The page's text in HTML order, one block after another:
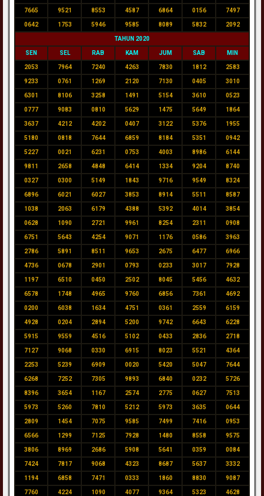
7665 9521 8553 4587 6864 0156 7497
0642 1753 5946 9585 8089 5832 2092
TAHUN 2020
SEN SEL RAB KAM JUM SAB MIN
2053 7964 7240 4263 7830 1812 2583
9233 0761 1269 2120 7130 0405 3010
6301 8106 3258 1491 5154 3610 0523
0777 9083 0810 5629 1475 5649 1864
3637 4212 4202 0407 3122 5376 1955
5180 0818 7644 6859 8184 5351 0942
5227 0021 6231 0753 4003 8986 6144
9811 2658 4848 6414 1334 9204 8740
0327 0300 5149 1843 9716 9549 8324
6896 6021 6027 3853 8914 5511 8587
1038 2063 6179 4388 5392 4014 3854
0628 1090 2721 9961 8254 2311 0908
6751 5643 4254 9071 1176 0586 3963
2786 5891 8511 9653 2675 6477 6966
4736 0678 2901 0793 0233 3017 7928
1197 6510 0450 2502 8045 5456 4632
6578 1748 4965 9760 6856 7361 4692
0200 6038 1634 4751 0361 2559 6159
4928 0204 2894 5200 9742 6643 6228
5915 9559 4516 5102 0433 2836 2718
7127 9068 0330 6915 8023 5521 4364
2253 5239 6909 0020 5420 5047 7644
6268 7252 7305 9893 6840 0232 5726
8396 3654 1167 2574 2775 0627 7513
5973 5260 7810 5212 5973 3635 0644
2809 1454 7075 9585 7499 7416 0953
6566 1299 7125 7928 1480 8558 9575
3806 8969 2686 5908 5641 0359 0084
7424 7817 9068 4323 8687 5637 3332
1194 6858 7471 0333 1860 8830 9087
7760 4224 1090 4077 9364 5323 4628